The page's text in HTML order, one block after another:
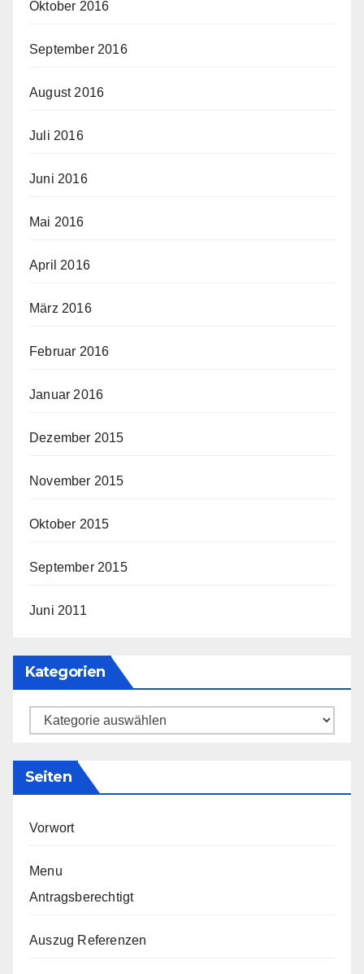
Oktober 2016
September 2016
August 2016
Juli 2016
Juni 2016
Mai 2016
April 2016
März 2016
Februar 2016
Januar 2016
Dezember 2015
November 2015
Oktober 2015
September 2015
Juni 2011
Kategorien
Kategorien
Seiten
Vorwort
Menu
Antragsberechtigt
Auszug Referenzen